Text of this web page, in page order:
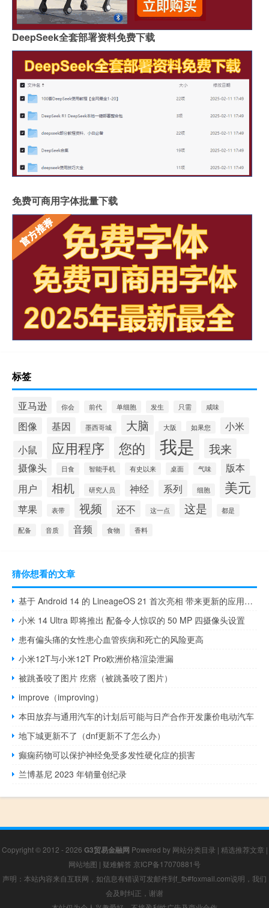
DeepSeek全套部署资料免费下载
免费可商用字体批量下载
标签
亚马逊 你会 前代 单细胞 发生 只需 咸味
图像 基因 墨西哥城 大脑 大阪 如果您
小米
小鼠
应用程序 您的 我是 我来
摄像头 日食 智能手机 有史以来 桌面 气味
版本
用户
相机 研究人员 神经 系列 细胞 美元
苹果 表带 视频 还不 这一点 这是 都是
配备 音质 音频 食物 香料
猜你想看的文章
基于 Android 14 的 LineageOS 21 首次亮相 带来更新的应用程序和其他改进
小米 14 Ultra 即将推出 配备令人惊叹的 50 MP 四摄像头设置
患有偏头痛的女性患心血管疾病和死亡的风险更高
小米12T与小米12T Pro欧洲价格渲染泄漏
被跳蚤咬了图片 疙瘩（被跳蚤咬了图片）
improve（improving）
本田放弃与通用汽车的计划后可能与日产合作开发廉价电动汽车
地下城更新不了（dnf更新不了怎么办）
癫痫药物可以保护神经免受多发性硬化症的损害
兰博基尼 2023 年销量创纪录
Copyright © 2012 - 2026 G3贸易金融网 Powered by 网站分类目录 | 精选推荐文章 |
网站地图 | 疑难解答 京ICP备17070881号
声明：本站内容来自互联网，如信息有错误可发邮件到f_fb#foxmail.com说明，我们
会及时纠正，谢谢